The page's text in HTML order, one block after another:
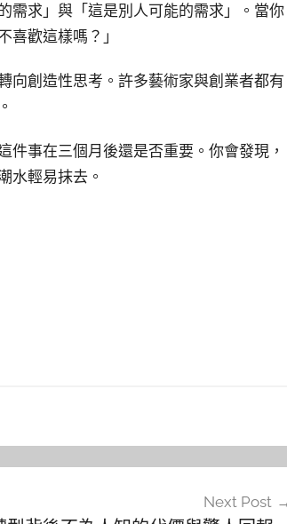
需求」與「這是別人可能的需求」。當你
歡這樣嗎？」
向創造性思考。許多藝術家與創業者都有
事在三個月後還是否重要。你會發現，
水輕易抹去。
Next Post